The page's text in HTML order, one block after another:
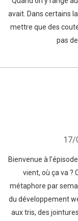
avait. Dans certains
mettre que des
pas
17/
Bienvenue à
vient, où ça va ?
métaphore par
du développement
aux tris, des